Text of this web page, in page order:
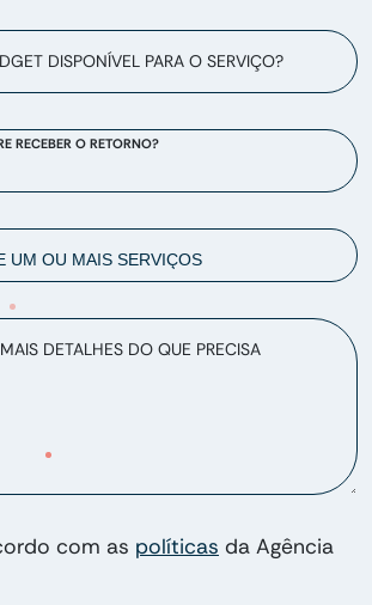
DISPONÍVEL PARA O SERVIÇO?
RECEBER O RETORNO?
DETALHES DO QUE PRECISA
com as políticas da Agência